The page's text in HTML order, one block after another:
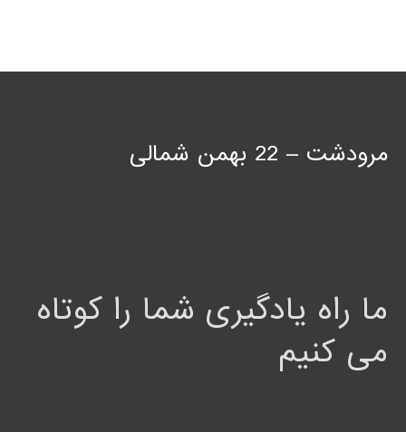
مرودشت – 22 بهمن شمالی
ما راه یادگیری شما را کوتاه
می کنیم